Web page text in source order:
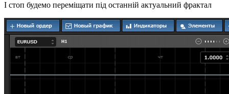
І стоп будемо переміщати під останній актуальний фрактал